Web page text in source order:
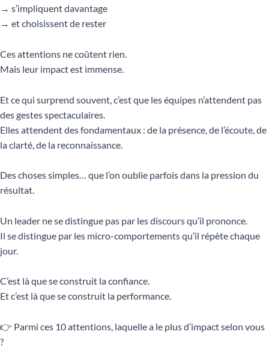
→ s’impliquent davantage
→ et choisissent de rester
Ces attentions ne coûtent rien.
Mais leur impact est immense.
Et ce qui surprend souvent, c’est que les équipes n’attendent pas
des gestes spectaculaires.
Elles attendent des fondamentaux : de la présence, de l’écoute, de
la clarté, de la reconnaissance.
Des choses simples… que l’on oublie parfois dans la pression du
résultat.
Un leader ne se distingue pas par les discours qu’il prononce.
Il se distingue par les micro-comportements qu’il répète chaque
jour.
C’est là que se construit la confiance.
Et c’est là que se construit la performance.
👉 Parmi ces 10 attentions, laquelle a le plus d’impact selon vous
?